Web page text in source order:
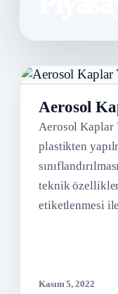
Aerosol
Aerosol Kaplar
plastikten
teknik
etiketlenmesi
Kasım 5, 2022